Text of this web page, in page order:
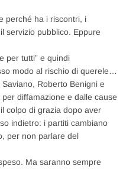
perché ha i riscontri, i
servizio pubblico. Eppure
per tutti” e quindi
modo al rischio di querele…
Roberto Benigni e
diffamazione e dalle cause
colpo di grazia dopo aver
indietro: i partiti cambiano
per non parlare del
Ma saranno sempre